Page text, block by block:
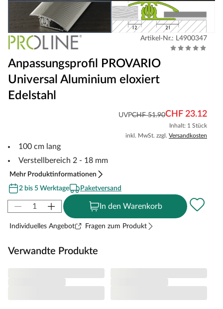
Artikel-Nr.: L4900347
Anpassungsprofil PROVARIO
Universal Aluminium eloxiert
Edelstahl
UVPCHF 51.90CHF 23.12
Inhalt: 1 Stück
inkl. MwSt. zzgl. Versandkosten
100 cm lang
Verstellbereich 2 - 18 mm
Mehr Produktinformationen
2 bis 5 Werktage
Paketversand
In den Warenkorb
Individuelles Angebot Fragen zum Produkt
Verwandte Produkte